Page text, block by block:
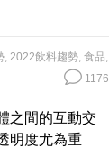
, 2022飲料趨勢, 食品,
1176
之間的互動交
明度尤為重